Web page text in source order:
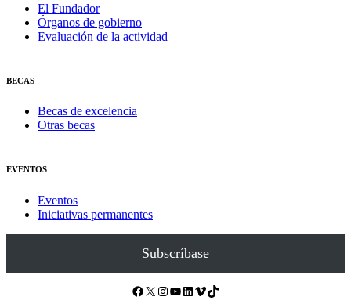
El Fundador
Órganos de gobierno
Evaluación de la actividad
BECAS
Becas de excelencia
Otras becas
EVENTOS
Eventos
Iniciativas permanentes
Subscríbase
Facebook X Instagram YouTube LinkedIn Vimeo TikTok